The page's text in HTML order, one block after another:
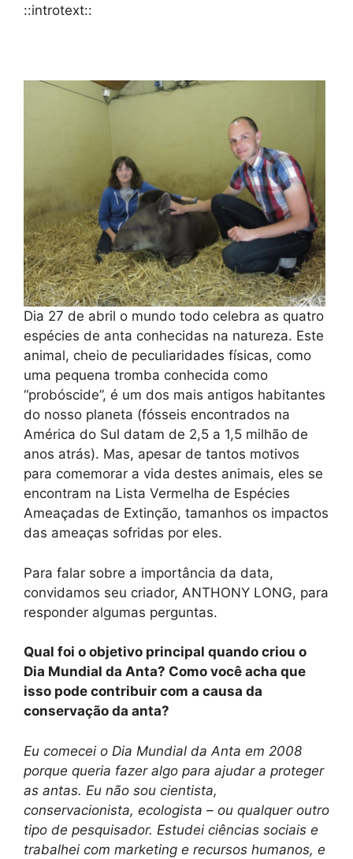
::introtext::
Dia 27 de abril o mundo todo celebra as quatro
espécies de anta conhecidas na natureza. Este
animal, cheio de peculiaridades físicas, como
uma pequena tromba conhecida como
“probóscide”, é um dos mais antigos habitantes
do nosso planeta (fósseis encontrados na
América do Sul datam de 2,5 a 1,5 milhão de
anos atrás). Mas, apesar de tantos motivos
para comemorar a vida destes animais, eles se
encontram na Lista Vermelha de Espécies
Ameaçadas de Extinção, tamanhos os impactos
das ameaças sofridas por eles.
Para falar sobre a importância da data,
convidamos seu criador, ANTHONY LONG, para
responder algumas perguntas.
Qual foi o objetivo principal quando criou o
Dia Mundial da Anta? Como você acha que
isso pode contribuir com a causa da
conservação da anta?
Eu comecei o Dia Mundial da Anta em 2008
porque queria fazer algo para ajudar a proteger
as antas. Eu não sou cientista,
conservacionista, ecologista – ou qualquer outro
tipo de pesquisador. Estudei ciências sociais e
trabalhei com marketing e recursos humanos, e